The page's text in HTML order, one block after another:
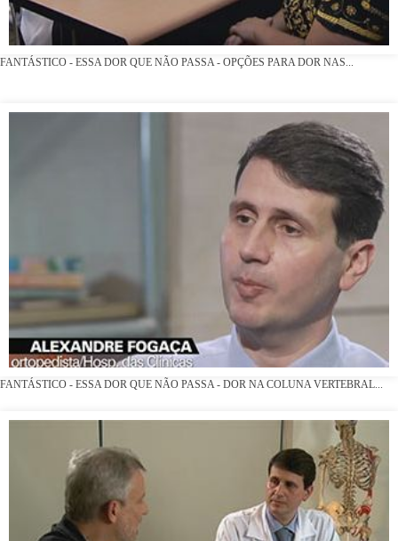
FANTÁSTICO - ESSA DOR QUE NÃO PASSA - OPÇÕES PARA DOR NAS...
FANTÁSTICO - ESSA DOR QUE NÃO PASSA - DOR NA COLUNA VERTEBRAL...